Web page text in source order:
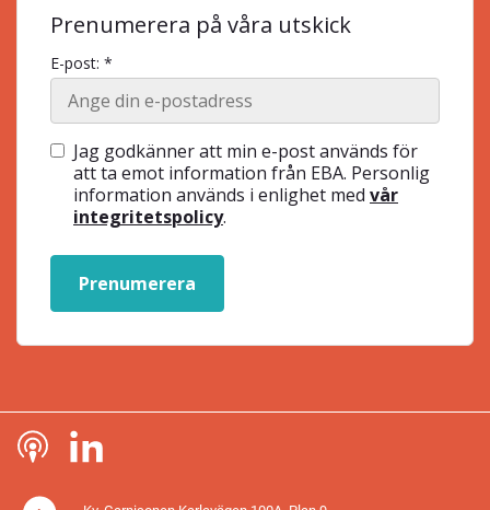
Prenumerera på våra utskick
E-post: *
Jag godkänner att min e-post används för
att ta emot information från EBA. Personlig
information används i enlighet med vår
integritetspolicy.
Prenumerera